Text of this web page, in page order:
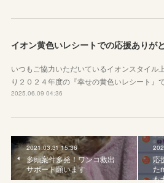
いつもご協力いただいているイオンスタイル
り２０２４年度の『幸せの黄色いレシート』
2025.06.09 04:36
2021.03.31 15:36
多頭案件多発！ワンコ救出
サポート願います
応
た
も